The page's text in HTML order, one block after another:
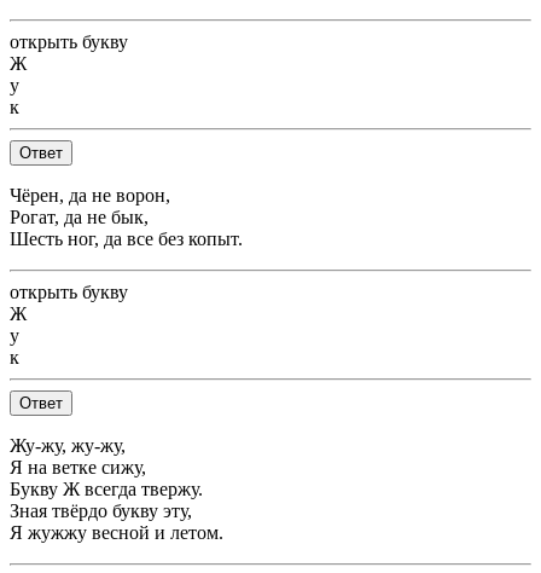
открыть букву
Ж
у
к
Ответ
Чёрен, да не ворон,
Рогат, да не бык,
Шесть ног, да все без копыт.
открыть букву
Ж
у
к
Ответ
Жу-жу, жу-жу,
Я на ветке сижу,
Букву Ж всегда твержу.
Зная твёрдо букву эту,
Я жужжу весной и летом.